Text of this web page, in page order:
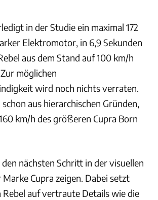
in der Studie ein maximal 172
Elektromotor, in 6,9 Sekunden
aus dem Stand auf 100 km/h
möglichen
wird noch nichts verraten.
aus hierarchischen Gründen,
km/h des größeren Cupra Born
den nächsten Schritt in der visuellen
Cupra zeigen. Dabei setzt
Rebel auf vertraute Details wie die